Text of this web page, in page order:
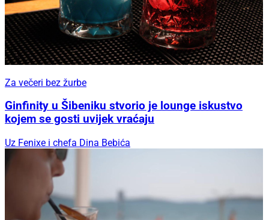
Za večeri bez žurbe
Ginfinity u Šibeniku stvorio je lounge iskustvo
kojem se gosti uvijek vraćaju
Uz Fenixe i chefa Dina Bebića